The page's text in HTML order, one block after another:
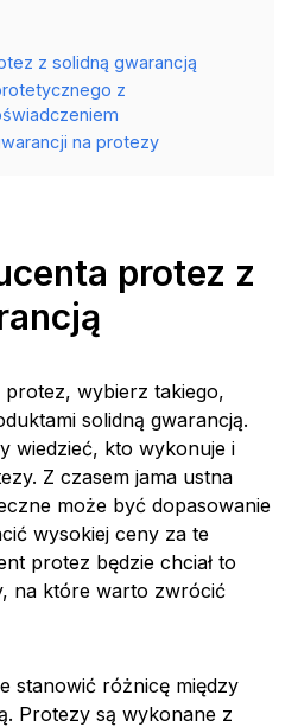
z solidną gwarancją
z
na protezy
protez z
wybierz takiego,
solidną gwarancją.
wiedzieć, kto wykonuje i
Z czasem jama ustna
może być dopasowanie
wysokiej ceny za te
protez będzie chciał to
na które warto zwrócić
stanowić różnicę między
Protezy są wykonane z